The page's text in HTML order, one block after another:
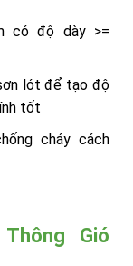
có độ dày >=
lót để tạo độ
tốt
cháy cách
Gió